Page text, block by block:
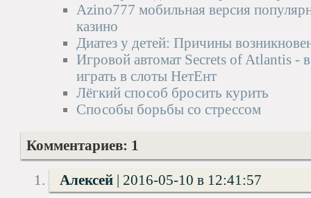
Azino777 мобильная версия
казино
Диатез у детей: Причины
Игровой автомат Secrets of Atlantis -
играть в слоты НетЕнт
Лёгкий способ бросить курить
Способы борьбы со стрессом
Комментариев: 1
Алексей | 2016-05-10 в 12:41:57